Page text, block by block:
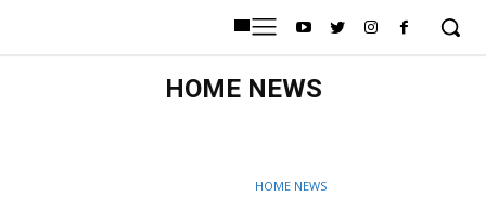
HOME NEWS
HOME NEWS